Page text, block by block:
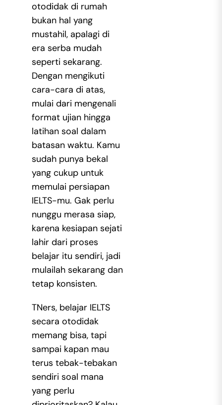
otodidak di rumah
bukan hal yang
mustahil, apalagi di
era serba mudah
seperti sekarang.
Dengan mengikuti
cara-cara di atas,
mulai dari mengenali
format ujian hingga
latihan soal dalam
batasan waktu. Kamu
sudah punya bekal
yang cukup untuk
memulai persiapan
IELTS-mu. Gak perlu
nunggu merasa siap,
karena kesiapan sejati
lahir dari proses
belajar itu sendiri, jadi
mulailah sekarang dan
tetap konsisten.
TNers, belajar IELTS
secara otodidak
memang bisa, tapi
sampai kapan mau
terus tebak-tebakan
sendiri soal mana
yang perlu